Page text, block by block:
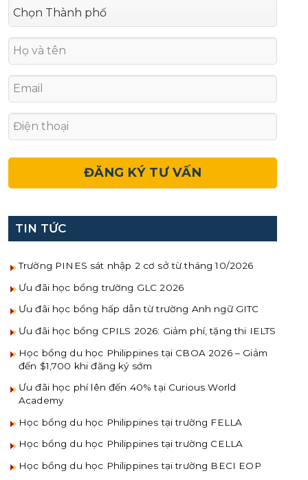
TIN TỨC
Trường PINES sát nhập 2 cơ sở từ tháng 10/2026
Ưu đãi học bổng trường GLC 2026
Ưu đãi học bổng hấp dẫn từ trường Anh ngữ GITC
Ưu đãi học bổng CPILS 2026: Giảm phí, tặng thi IELTS
Học bổng du học Philippines tại CBOA 2026 – Giảm
đến $1,700 khi đăng ký sớm
Ưu đãi học phí lên đến 40% tại Curious World
Academy
Học bổng du học Philippines tại trường FELLA
Học bổng du học Philippines tại trường CELLA
Học bổng du học Philippines tại trường BECI EOP